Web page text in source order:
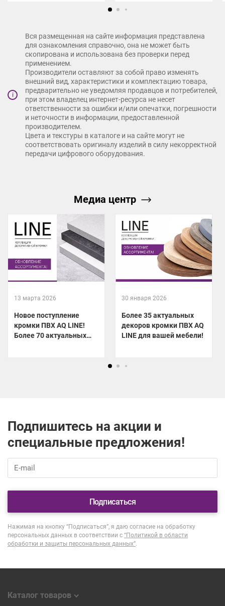
i
Вся размещенная на сайте информация представлена
для ознакомления справочно, она не может быть
скопирована и использована без проверки перед
применением.
Производители оставляют за собой право изменять
внешний вид, характеристики и комплектацию товара,
предварительно не уведомляя продавцов и потребителей,
при этом владелец интернет-ресурса не несет
ответственности за ошибки и/или опечатки, погрешности
и неточности в информации, предоставленной
производителем.
Цвета и текстуры в каталоге и на сайте могут не
соответствовать оригиналу изделий в силу некорректной
передачи цифрового оборудования.
Медиа центр
13 марта 2026
Новое поступление
кромки ПВХ AQ LINE!
Более 70 актуальных
30 января 2026
Более 35 актуальных
декоров кромки ПВХ AQ
LINE для вашей мебели!
Подпишитесь на акции и
специальные предложения!
Подписаться
Нажимая на кнопку “Подписаться”, я даю согласие на обработку
персональных данных в соответствии с “Политикой в области
обработки и защиты персональных данных”.
Каталог товаров